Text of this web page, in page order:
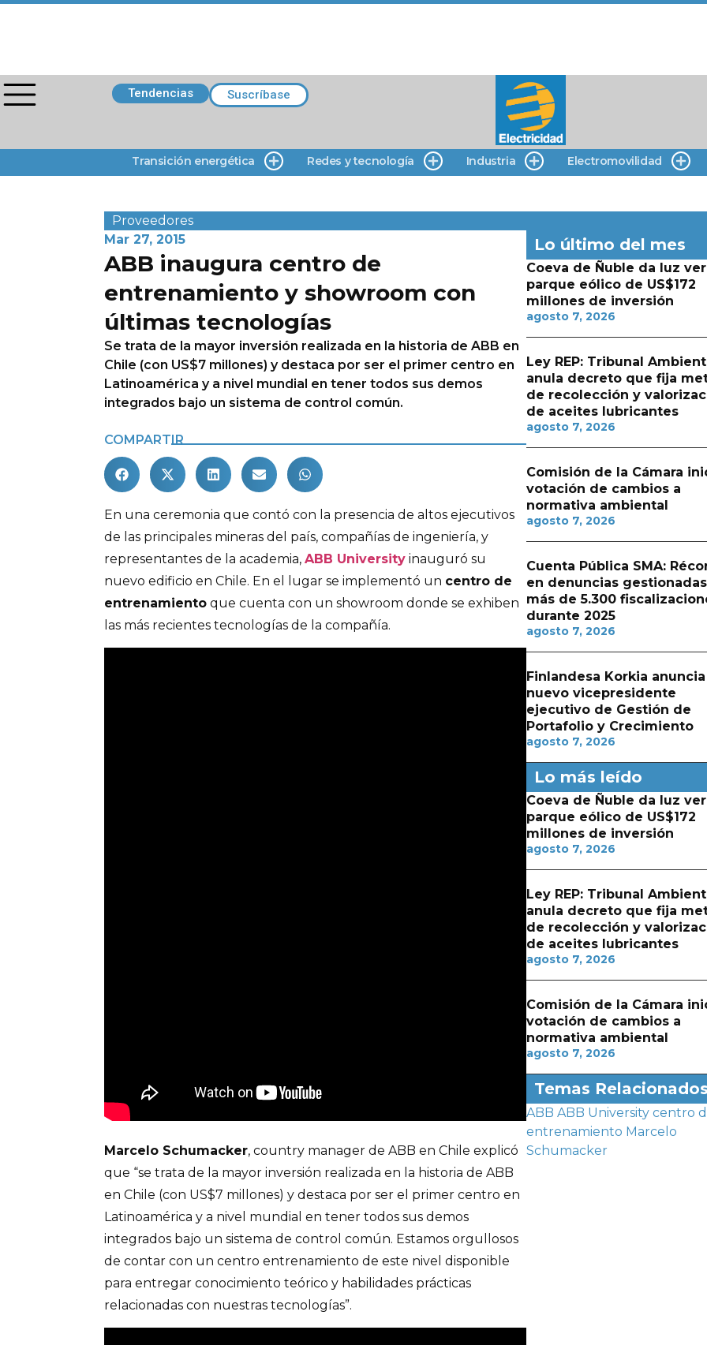
Tendencias Suscríbase
Transición energética Redes y tecnología Industria Electromovilidad
Proveedores
Mar 27, 2015
ABB inaugura centro de
entrenamiento y showroom con
últimas tecnologías
Se trata de la mayor inversión realizada en la historia de ABB en
Chile (con US$7 millones) y destaca por ser el primer centro en
Latinoamérica y a nivel mundial en tener todos sus demos
integrados bajo un sistema de control común.
COMPARTIR
En una ceremonia que contó con la presencia de altos ejecutivos
de las principales mineras del país, compañías de ingeniería, y
representantes de la academia, ABB University inauguró su
nuevo edificio en Chile. En el lugar se implementó un centro de
entrenamiento que cuenta con un showroom donde se exhiben
las más recientes tecnologías de la compañía.
Marcelo Schumacker, country manager de ABB en Chile explicó
que “se trata de la mayor inversión realizada en la historia de ABB
en Chile (con US$7 millones) y destaca por ser el primer centro en
Latinoamérica y a nivel mundial en tener todos sus demos
integrados bajo un sistema de control común. Estamos orgullosos
de contar con un centro entrenamiento de este nivel disponible
para entregar conocimiento teórico y habilidades prácticas
relacionadas con nuestras tecnologías”.
Lo último del mes
Coeva de Ñuble da luz
parque eólico de US$172
millones de inversión
agosto 7, 2026
Ley REP: Tribunal
anula decreto que fija
de recolección y
de aceites lubricantes
agosto 7, 2026
Comisión de la Cámara
votación de cambios a
normativa ambiental
agosto 7, 2026
Cuenta Pública SMA:
en denuncias
más de 5.300
durante 2025
agosto 7, 2026
Finlandesa Korkia anuncia
nuevo vicepresidente
ejecutivo de Gestión de
Portafolio y Crecimiento
agosto 7, 2026
Lo más leído
Coeva de Ñuble da luz
parque eólico de US$172
millones de inversión
agosto 7, 2026
Ley REP: Tribunal
anula decreto que fija
de recolección y
de aceites lubricantes
agosto 7, 2026
Comisión de la Cámara
votación de cambios a
normativa ambiental
agosto 7, 2026
Temas
ABB ABB University centro
entrenamiento Marcelo
Schumacker